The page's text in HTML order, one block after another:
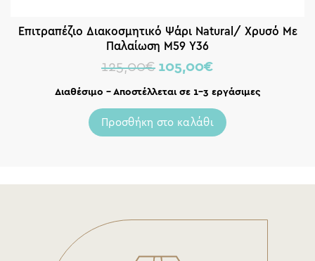
Επιτραπέζιο Διακοσμητικό Ψάρι Natural/ Χρυσό Με
Παλαίωση Μ59 Υ36
125,00€ 105,00€
Διαθέσιμο – Αποστέλλεται σε 1-3 εργάσιμες
Προσθήκη στο καλάθι